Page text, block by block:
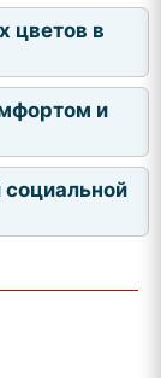
цветов в
и
социальной